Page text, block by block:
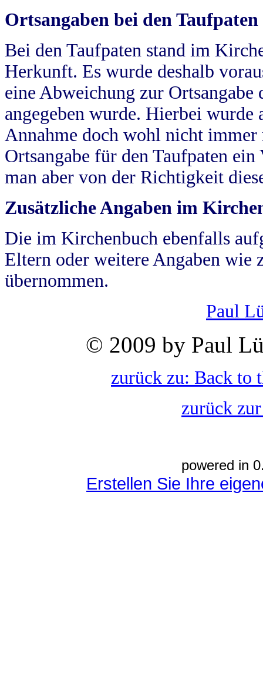
Ortsangaben bei den Taufpaten
Bei den Taufpaten stand im
Herkunft. Es wurde deshalb
eine Abweichung zur
angegeben wurde. Hierbei wurde
Annahme doch wohl nicht
Ortsangabe für den Taufpaten
man aber von der Richtigkeit
Zusätzliche Angaben im
Die im Kirchenbuch ebenfalls
Eltern oder weitere Angaben wie
übernommen.
Paul
© 2009 by Paul
zurück zu: Back to
zurück
powered in
Erstellen Sie Ihre